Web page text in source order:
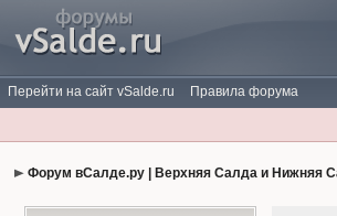
Перейти на сайт vSalde.ru Правила форума
Форум вСалде.ру | Верхняя Салда и Нижняя